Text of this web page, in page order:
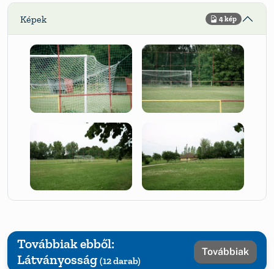
Képek 4 kép
Továbbiak ebből:
Látványosság (12 darab)
Továbbiak